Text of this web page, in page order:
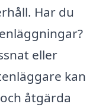
Har du
eller
kan
åtgärda